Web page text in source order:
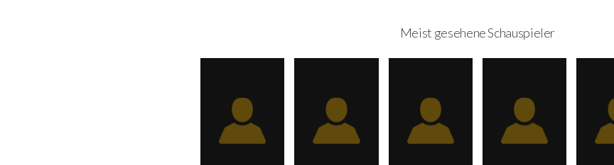
Meist gesehene Schauspieler